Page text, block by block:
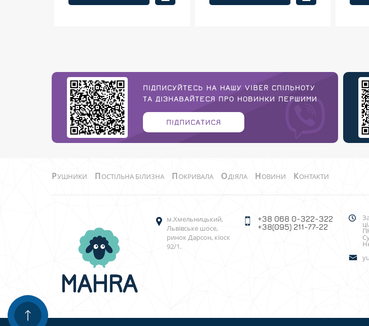
ПІДПИСУЙТЕСЬ НА НАШУ VIBER СПІЛЬНОТУ
ТА ДІЗНАВАЙТЕСЯ ПРО НОВИНКИ ПЕРШИМИ
ПІДПИСАТИСЯ
РУШНИКИ ПОСТІЛЬНА БІЛИЗНА ПОКРИВАЛА ОДІЯЛА НОВИНИ КОНТАКТИ
м.Хмельницький,
Львівське шосе,
ринок Дарсон, кіоск
92/1.
+38 068 0-322-322
+38(095) 211-77-22